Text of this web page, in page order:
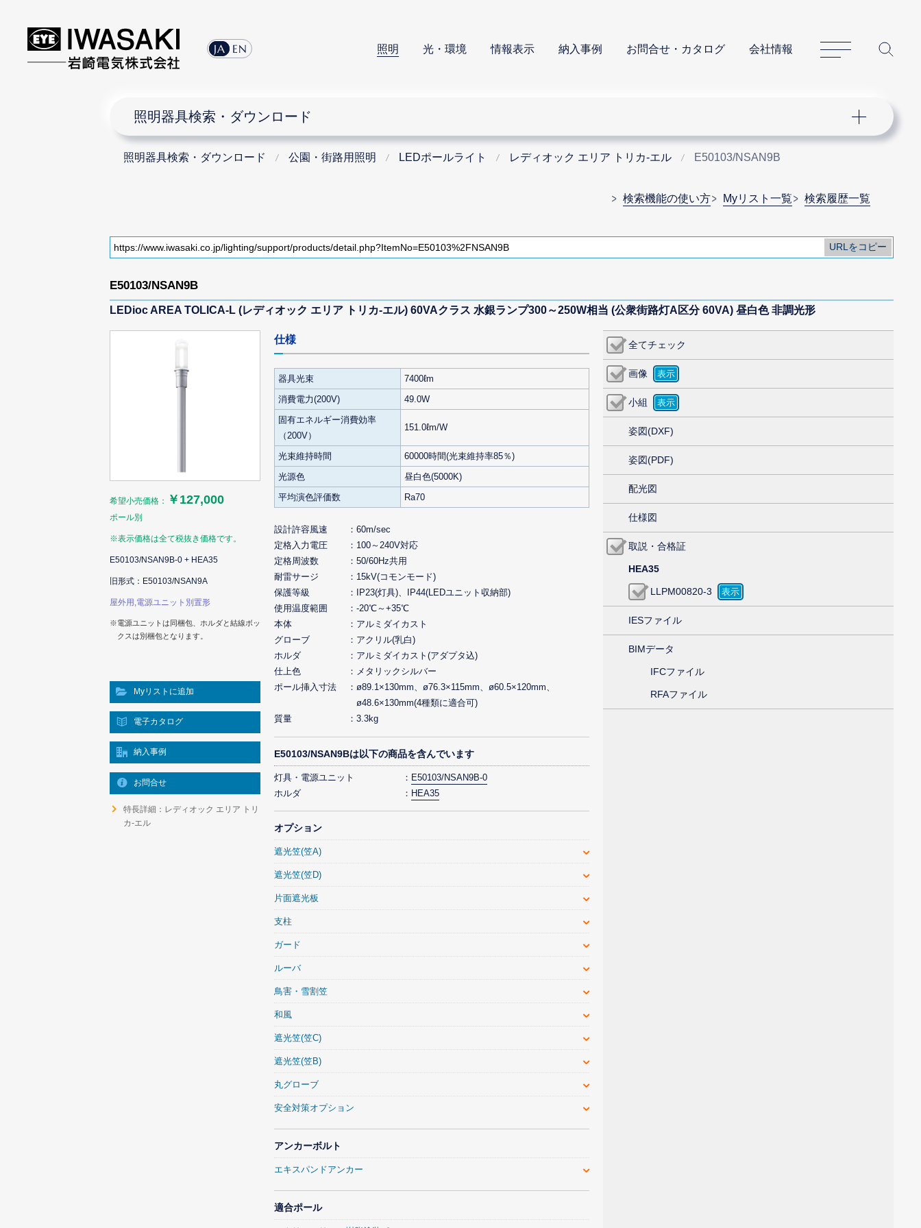
JA EN 照明 光・環境 情報表示 納入事例 お問合せ・カタログ 会社情報
サイトマップ
照明器具検索・ダウンロード
照明器具検索・ダウンロード 公園・街路用照明 LEDポールライト レディオック エリア トリカ-エル E50103/NSAN9B
検索機能の使い方 Myリスト一覧 検索履歴一覧
E50103/NSAN9B
LEDioc AREA TOLICA-L (レディオック エリア トリカ-エル) 60VAクラス 水銀ランプ300～250W相当 (公衆街路灯A区分 60VA) 昼白色 非調光形
希望小売価格： ￥127,000
ポール別
※表示価格は全て税抜き価格です。
E50103/NSAN9B-0 + HEA35
旧形式：E50103/NSAN9A
屋外用,電源ユニット別置形
※電源ユニットは同梱包、ホルダと結線ボッ
クスは別梱包となります。
Myリストに追加
電子カタログ
納入事例
お問合せ
特長詳細：レディオック エリア トリ
カ-エル
全てチェック
画像
小組
姿図(DXF)
姿図(PDF)
配光図
仕様図
取説・合格証
HEA35
LLPM00820-3
IESファイル
BIMデータ
IFCファイル
RFAファイル
仕様
器具光束
7400ℓm
消費電力(200V)
49.0W
固有エネルギー消費効率
（200V）
151.0ℓm/W
光束維持時間
60000時間(光束維持率85％)
光源色
昼白色(5000K)
平均演色評価数
Ra70
設計許容風速
60m/sec
定格入力電圧
100～240V対応
定格周波数
50/60Hz共用
耐雷サージ
15kV(コモンモード)
保護等級
IP23(灯具)、IP44(LEDユニット収納部)
使用温度範囲
-20℃～+35℃
本体
アルミダイカスト
グローブ
アクリル(乳白)
ホルダ
アルミダイカスト(アダプタ込)
仕上色
メタリックシルバー
ポール挿入寸法
ø89.1×130mm、ø76.3×115mm、ø60.5×120mm、
ø48.6×130mm(4種類に適合可)
質量
3.3kg
E50103/NSAN9Bは以下の商品を含んでいます
灯具・電源ユニット
E50103/NSAN9B-0
ホルダ
HEA35
オプション
遮光笠(笠A)
遮光笠(笠D)
片面遮光板
支柱
ガード
ルーバ
鳥害・雪割笠
和風
遮光笠(笠C)
遮光笠(笠B)
丸グローブ
安全対策オプション
アンカーボルト
エキスパンドアンカー
適合ポール